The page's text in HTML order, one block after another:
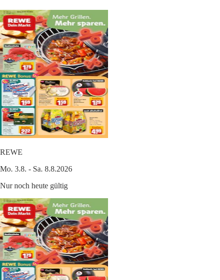
REWE
Mo. 3.8. - Sa. 8.8.2026
Nur noch heute gültig